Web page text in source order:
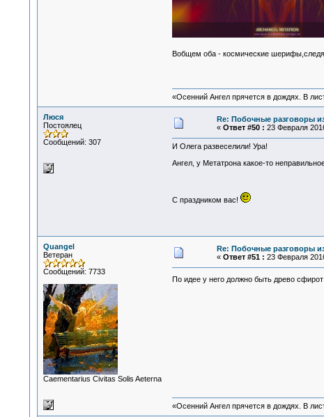
Вобщем оба - космические
«Осенний Ангел прячется в дождях. В
Люся
Постоялец
Сообщений: 307
Re: Побочные разговоры
« Ответ #50 : 23 Февраля
И Олега развеселили! Ура!
Ангел, у Метатрона какое-то
С праздником вас!
Quangel
Ветеран
Сообщений: 7733
Сaementarius Civitas Solis Aeterna
Re: Побочные разговоры
« Ответ #51 : 23 Февраля
По идее у него должно быть древо
«Осенний Ангел прячется в дождях. В